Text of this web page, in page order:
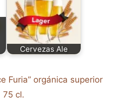
Cervezas Ale
Furia” orgánica superior
75 cl.